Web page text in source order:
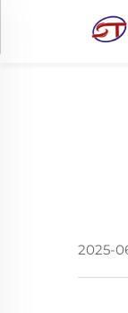
2025-